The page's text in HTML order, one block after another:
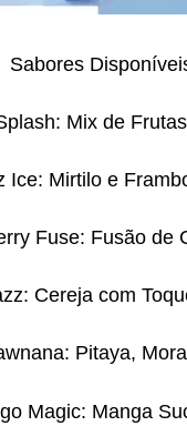
Sabores
Mix de
Ice: Mirtilo e
Fuse: Fusão de
Cereja com
Pitaya,
Magic: Manga